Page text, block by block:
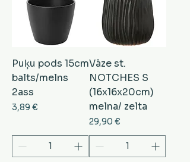
Puķu pods 15cm
balts/melns
2ass
Cena
3,89 €
Vāze st.
NOTCHES S
(16x16x20cm)
melna/ zelta
Cena
29,90 €